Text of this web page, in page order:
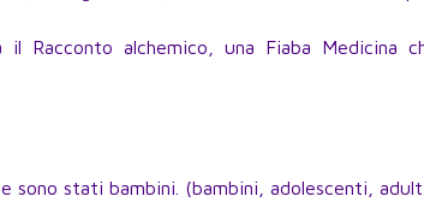
Racconto alchemico, una Fiaba Medicina
stati bambini. (bambini, adolescenti,